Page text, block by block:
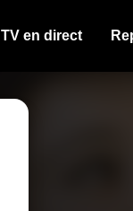
TV en direct